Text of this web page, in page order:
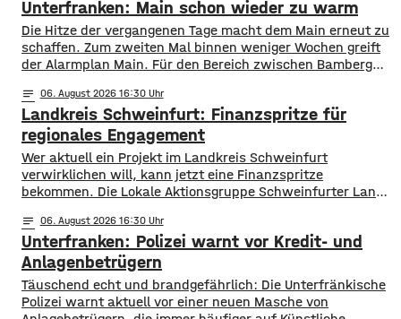
Unterfranken: Main schon wieder zu warm
Die Hitze der vergangenen Tage macht dem Main erneut zu
schaffen. Zum zweiten Mal binnen weniger Wochen greift
der Alarmplan Main. Für den Bereich zwischen Bamberg
mainabwärts die zweite von drei Warnstufen. Zwar gibt es
aktuell mit dem Sauerstoffgehalt im Wasser noch keine
Probleme, allerdings ist die Wassertemperatur
notes 06. August 2026 16:30
Landkreis Schweinfurt: Finanzspritze für
regionales Engagement
Wer aktuell ein Projekt im Landkreis Schweinfurt
verwirklichen will, kann jetzt eine Finanzspritze
bekommen. Die Lokale Aktionsgruppe Schweinfurter Land
Bewerben können sich Bürger, Vereine und Organisationen.
Die Projekte sollen den Entwicklungszielen des Landkreises
dienen und das Bürgerengagement des Schweinfurter
Lands stärken. Die Entwicklungsziele sind:
Daseinsvorsorge, sozialer Zusammenhalt,
notes 06. August 2026 16:30
Unterfranken: Polizei warnt vor Kredit- und
Anlagenbetrügern
​​Täuschend echt und brandgefährlich: Die Unterfränkische
Polizei warnt aktuell vor einer neuen Masche von